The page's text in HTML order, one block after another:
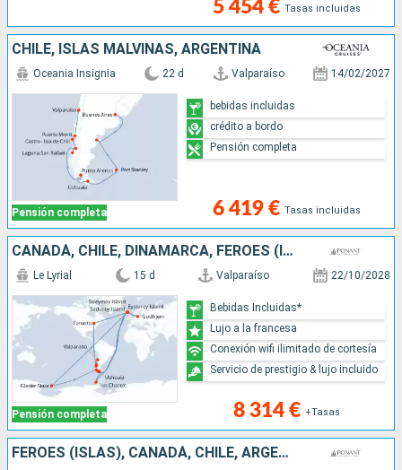
5 454 € Tasas incluidas
CHILE, ISLAS MALVINAS, ARGENTINA
Pensión completa
Oceania Insignia 22 d Valparaíso 14/02/2027
6 419 € Tasas incluidas
bebidas incluidas
crédito a bordo
Pensión completa
CANADÁ, CHILE, DINAMARCA, FÉROES (ISLAS), ANTÁRTICO, ARGENTINA
Pensión completa
Le Lyrial 15 d Valparaíso 22/10/2028
8 314 € +Tasas
Bebidas Incluidas*
Lujo a la francesa
Conexión wifi ilimitado de cortesía
Servicio de prestigio & lujo incluido
FÉROES (ISLAS), CANADÁ, CHILE, ARGENTINA, DINAMARCA, ANTÁRTICO